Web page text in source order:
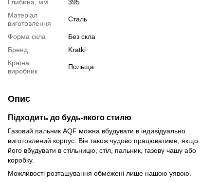
Глибина, мм
395
Матеріал
виготовлення
Сталь
Форма скла
Без скла
Бренд
Kratki
Країна
виробник
Польща
Опис
Підходить до будь-якого стилю
Газовий пальник AQF можна вбудувати в індивідуально
виготовлений корпус. Він також чудово працюватиме, якщо
його вбудувати в стільницю, стіл, пальник, газову чашу або
коробку.
Можливості розташування обмежені лише нашою уявою.